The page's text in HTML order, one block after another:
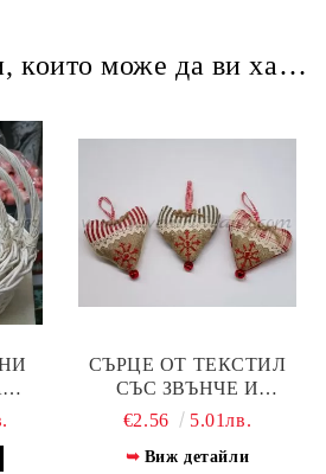
Други продукти, които може да ви харесат
СЪРЦЕ ОТ ТЕКСТИЛ
СЪС ЗВЪНЧЕ И
ДЕКОРАЦИЯ С
€2.56 5.01лв.
Виж детайли